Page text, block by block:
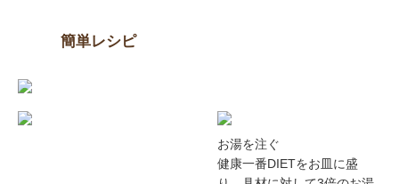
簡単レシピ
お湯を注ぐ
健康一番DIETをお皿に盛